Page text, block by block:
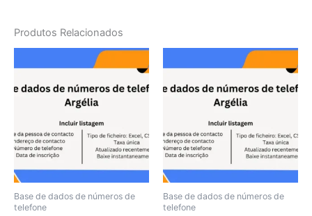
Produtos Relacionados
Base de dados de números de
telefone
Base de dados de números de
telefone